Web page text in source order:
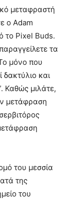
μεταφραστή
ο Adam
το Pixel Buds.
τα
μόνο που
δακτύλιο και
Καθώς μιλάτε,
μετάφραση
του μεσσία
της
του